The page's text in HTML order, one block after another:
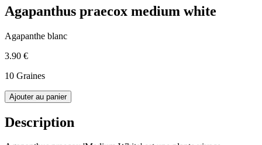
Agapanthus praecox medium white
Agapanthe blanc
3.90 €
10 Graines
Ajouter au panier
Description